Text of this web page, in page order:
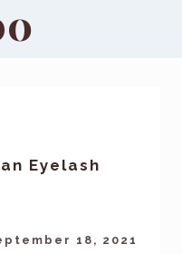
Eyelash
18, 2021